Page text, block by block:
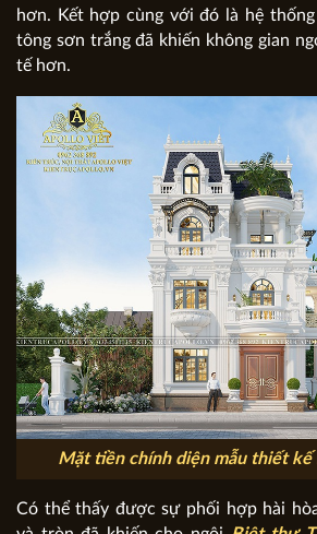
hơn. Kết hợp cùng với đó là hệ
tông sơn trắng đã khiến không gian
tế hơn.
Mặt tiền chính diện mẫu thiết kế
Có thể thấy được sự phối hợp hài